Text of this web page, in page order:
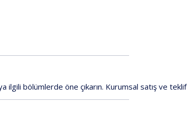
ilgili bölümlerde öne çıkarın. Kurumsal satış ve teklif